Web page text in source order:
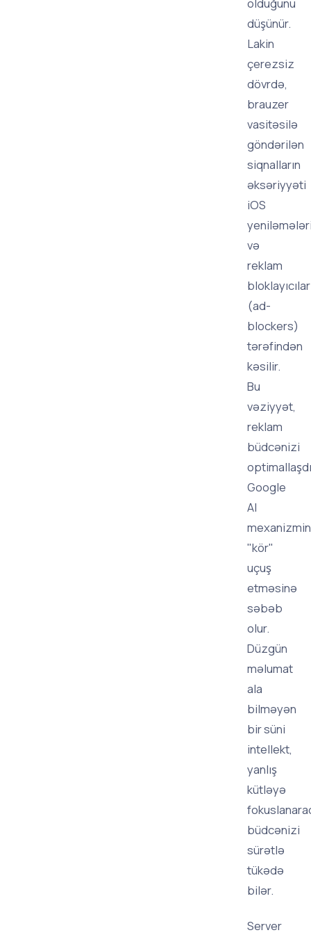
düşünür.
Lakin
çerezsiz
dövrdə,
brauzer
vasitəsilə
göndərilən
siqnalların
əksəriyyəti
iOS
və
reklam
bloklayıcılar
(ad-
blockers)
tərəfindən
kəsilir.
Bu
vəziyyət,
reklam
büdcənizi
Google
AI
"kör"
uçuş
etməsinə
səbəb
olur.
Düzgün
məlumat
ala
bilməyən
bir süni
intellekt,
yanlış
kütləyə
büdcənizi
sürətlə
tükədə
bilər.
Server